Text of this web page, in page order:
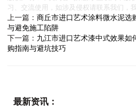
习、交流使用，如涉及侵权请联系我们，
上一篇： 商丘市进口艺术涂料微水泥选
与避免施工陷阱
下一篇： 九江市进口艺术漆中式效果
购指南与避坑技巧
最新资讯：